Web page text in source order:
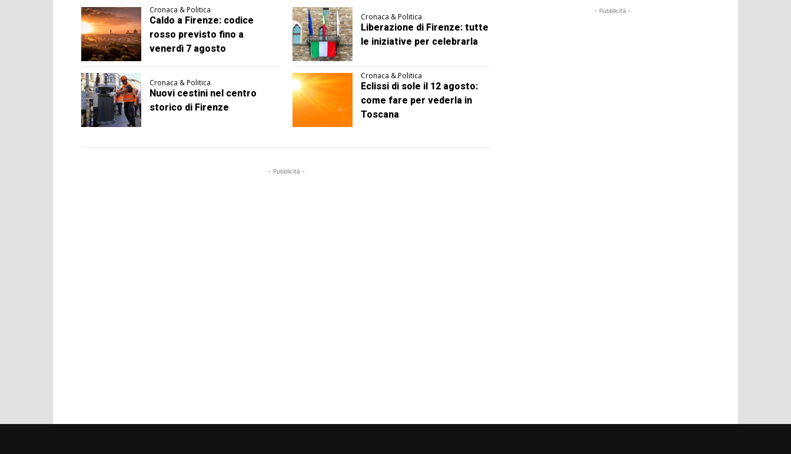
Cronaca & Politica
Caldo a Firenze: codice
rosso previsto fino a
venerdì 7 agosto
Cronaca & Politica
Liberazione di Firenze: tutte
le iniziative per celebrarla
Cronaca & Politica
Nuovi cestini nel centro
storico di Firenze
Cronaca & Politica
Eclissi di sole il 12 agosto:
come fare per vederla in
Toscana
- Pubblicità -
- Pubblicità -